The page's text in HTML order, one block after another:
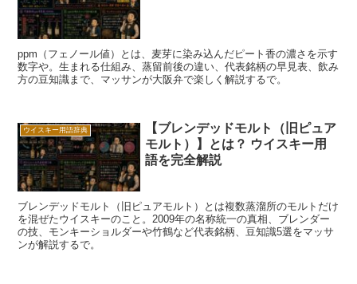
ppm（フェノール値）とは、麦芽に染み込んだピート香の濃さを示す
数字や。生まれる仕組み、蒸留前後の違い、代表銘柄の早見表、飲み
方の豆知識まで、マッサンが大阪弁で楽しく解説するで。
ウイスキー用語辞典
【ブレンデッドモルト（旧ピュア
モルト）】とは？ ウイスキー用
語を完全解説
ブレンデッドモルト（旧ピュアモルト）とは複数蒸溜所のモルトだけ
を混ぜたウイスキーのこと。2009年の名称統一の真相、ブレンダー
の技、モンキーショルダーや竹鶴など代表銘柄、豆知識5選をマッサ
ンが解説するで。